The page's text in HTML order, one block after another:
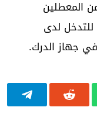
المعطلين
للتدخل لدى
جهاز الدرك.